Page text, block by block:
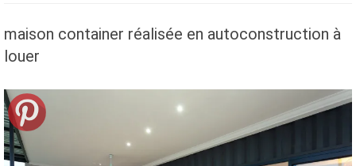
maison container réalisée en autoconstruction à
louer